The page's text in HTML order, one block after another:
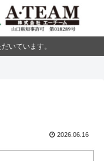
いています。
2026.06.16